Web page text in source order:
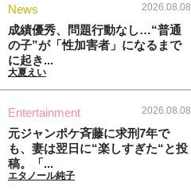
News 2026.08.08
成績優秀、問題行動なし…“普通
の子”が「性加害者」になるまで
に起き...
大夏えい
Entertainment 2026.08.08
元ジャンポケ斉藤に求刑7年で
も、妻は翌日に“楽しすぎた“と投
稿。「...
エタノール純子